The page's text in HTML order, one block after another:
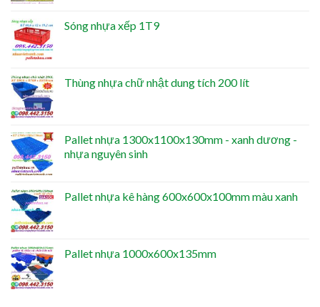
Sóng nhựa xếp 1T9
Thùng nhựa chữ nhật dung tích 200 lít
Pallet nhựa 1300x1100x130mm - xanh dương -
nhựa nguyên sinh
Pallet nhựa kê hàng 600x600x100mm màu xanh
Pallet nhựa 1000x600x135mm